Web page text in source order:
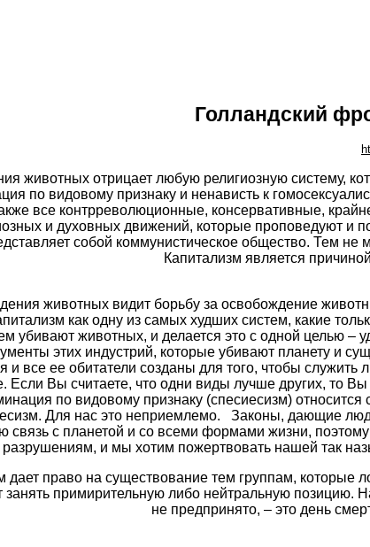
Голландский
животных отрицает любую религиозную систему,
по видовому признаку и ненависть к
все контрреволюционные, консервативные,
и духовных движений, которые проповедуют
собой коммунистическое общество. Тем
Капитализм является
животных видит борьбу за освобождение
как одну из самых худших систем, какие
убивают животных, и делается это с одной целью –
этих индустрий, которые убивают планету и
и все ее обитатели созданы для того, чтобы
Если Вы считаете, что одни виды лучше других, то
по видовому признаку (спесиесизм)
Для нас это неприемлемо. Законы, дающие
связь с планетой и со всеми формами жизни,
и мы хотим пожертвовать нашей так
право на существование тем группам, которые
примирительную либо нейтральную позицию.
не предпринято, – это день